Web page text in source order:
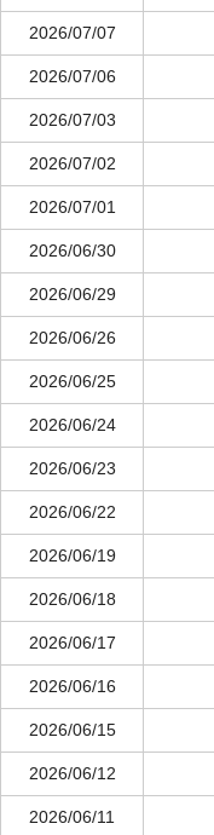
2026/07/07
2026/07/06
2026/07/03
2026/07/02
2026/07/01
2026/06/30
2026/06/29
2026/06/26
2026/06/25
2026/06/24
2026/06/23
2026/06/22
2026/06/19
2026/06/18
2026/06/17
2026/06/16
2026/06/15
2026/06/12
2026/06/11